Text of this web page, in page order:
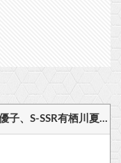
【シャニマス】ガシャからP-SSR黛冬優子、S-SSR有栖川夏葉が登場！イベントS-SR福丸小糸！